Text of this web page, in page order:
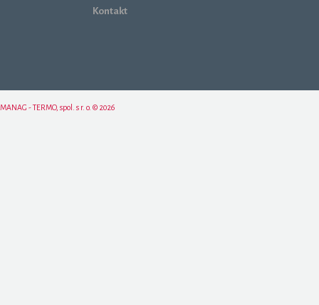
Kontakt
MANAG - TERMO, spol. s r. o. © 2026